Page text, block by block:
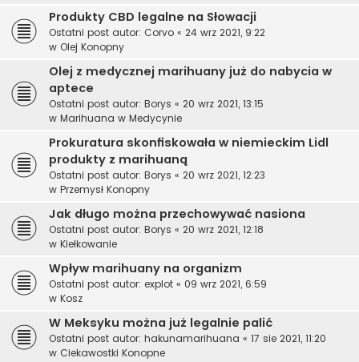
Produkty CBD legalne na Słowacji
Ostatni post autor: Corvo « 24 wrz 2021, 9:22
w Olej Konopny
Olej z medycznej marihuany już do nabycia w
aptece
Ostatni post autor: Borys « 20 wrz 2021, 13:15
w Marihuana w Medycynie
Prokuratura skonfiskowała w niemieckim Lidl
produkty z marihuaną
Ostatni post autor: Borys « 20 wrz 2021, 12:23
w Przemysł Konopny
Jak długo można przechowywać nasiona
Ostatni post autor: Borys « 20 wrz 2021, 12:18
w Kiełkowanie
Wpływ marihuany na organizm
Ostatni post autor: explot « 09 wrz 2021, 6:59
w Kosz
W Meksyku można już legalnie palić
Ostatni post autor: hakunamarihuana « 17 sie 2021, 11:20
w Ciekawostki Konopne